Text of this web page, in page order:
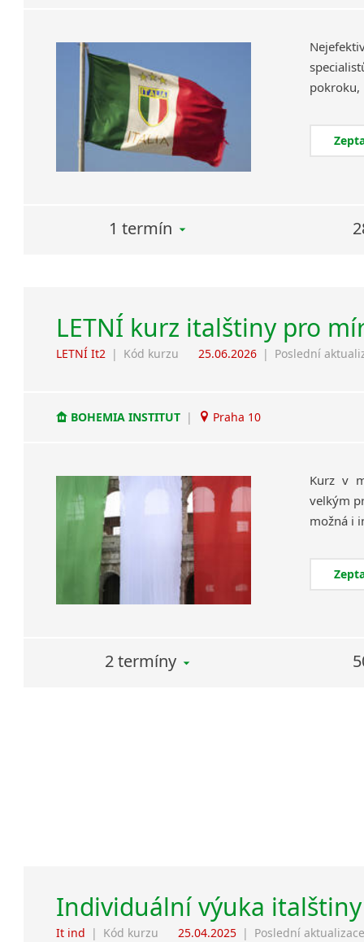
1 termín
LETNÍ kurz italštiny pro
LETNÍ It2 | Kód kurzu 25.06.2026 | Poslední
BOHEMIA INSTITUT | Praha 10
Kurz v
velkým
2 termíny
Individuální výuka italštiny
It ind | Kód kurzu 25.04.2025 | Poslední